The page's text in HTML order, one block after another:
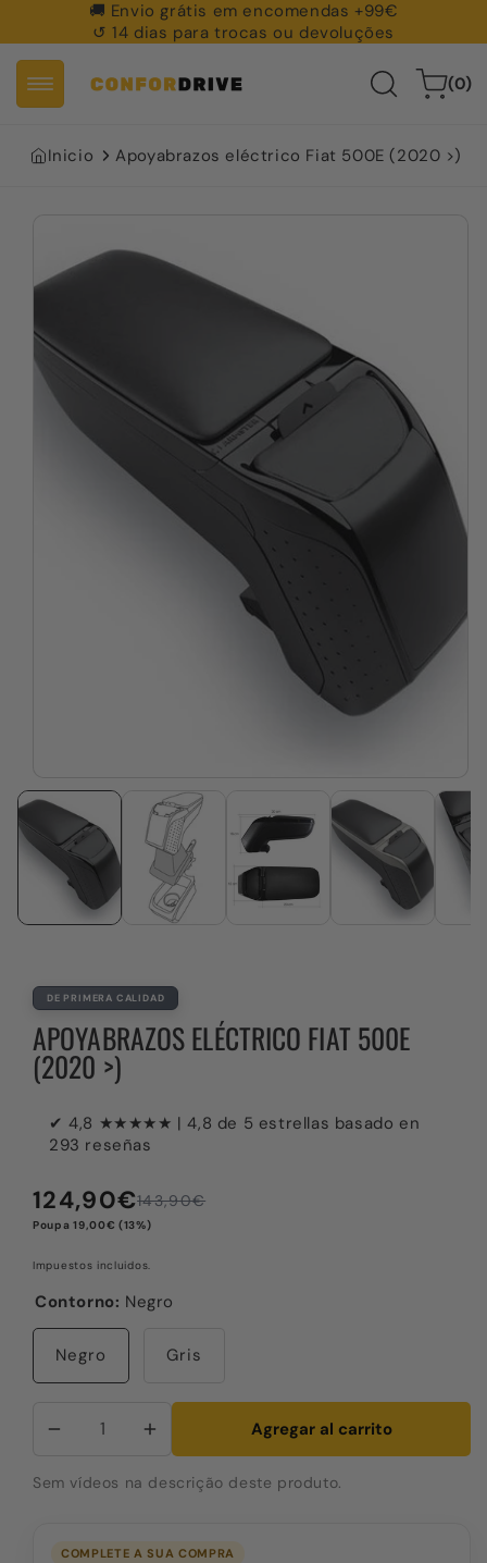
contenido
🚚︎ Envio grátis em encomendas +99€
↺ 14 dias para trocas ou devoluções
Carrito
(0)
0
artículos
Inicio Apoyabrazos eléctrico Fiat 500E (2020 >)
producto
DE PRIMERA CALIDAD
APOYABRAZOS ELÉCTRICO FIAT 500E
(2020 >)
✔ 4,8 ★★★★★ | 4,8 de 5 estrellas basado en
293 reseñas
Precio
de
124,90€
Precio
regular
143,90€
Poupa 19,00€ (13%)
Impuestos incluidos.
Contorno: Negro
Negro Gris
Disminuir cantidad para Apoyabrazos eléctrico Fiat
Aumentar cantidad para Apoyabrazos
Agregar al carrito
Sem vídeos na descrição deste produto.
COMPLETE A SUA COMPRA